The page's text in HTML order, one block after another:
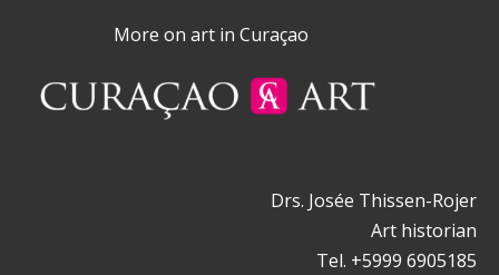
More on art in Curaçao
Drs. Josée Thissen-Rojer
Art historian
Tel. +5999 6905185